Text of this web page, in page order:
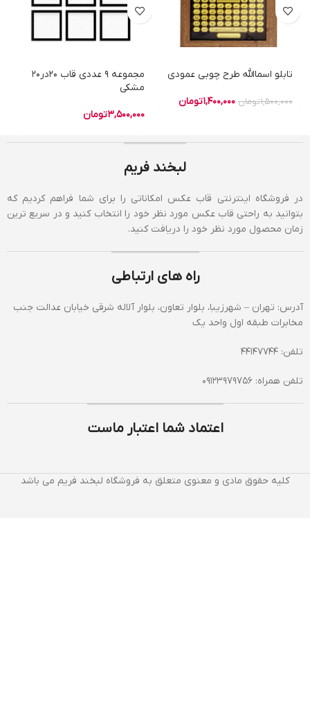
تابلو اسماالله طرح چوبی عمودی
1,500,000تومان 1,400,000تومان
مجموعه 9 عددی قاب 20در20
مشکی
3,500,000تومان
لبخند فریم
در فروشگاه اینترنتی قاب عکس امکاناتی را برای شما فراهم کردیم که
بتوانید به راحتی قاب عکس مورد نظر خود را انتخاب کنید و در سریع ترین
زمان محصول مورد نظر خود را دریافت کنید.
راه های ارتباطی
آدرس: تهران – شهرزیبا، بلوار تعاون، بلوار آلاله شرقی خیابان عدالت جنب
مخابرات طبقه اول واحد یک
تلفن: 44147744
تلفن همراه: 09123979756
اعتماد شما اعتبار ماست
کلیه حقوق مادی و معنوی متعلق به فروشگاه لبخند فریم می باشد